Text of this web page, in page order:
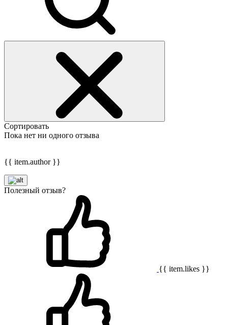
Сортировать
Пока нет ни одного отзыва
{{ item.author }}
Полезный отзыв?
{{ item.likes }}